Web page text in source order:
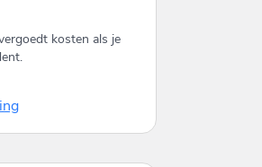
kosten als je